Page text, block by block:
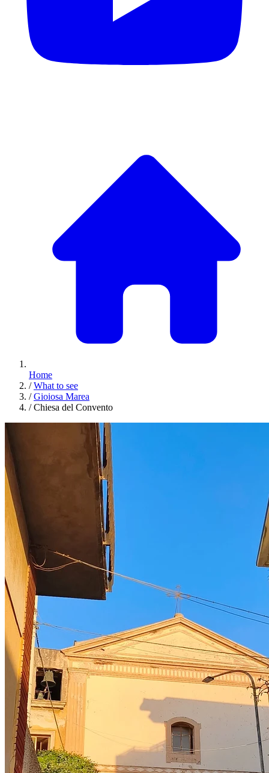
Home
/ What to see
/ Gioiosa Marea
/ Chiesa del Convento